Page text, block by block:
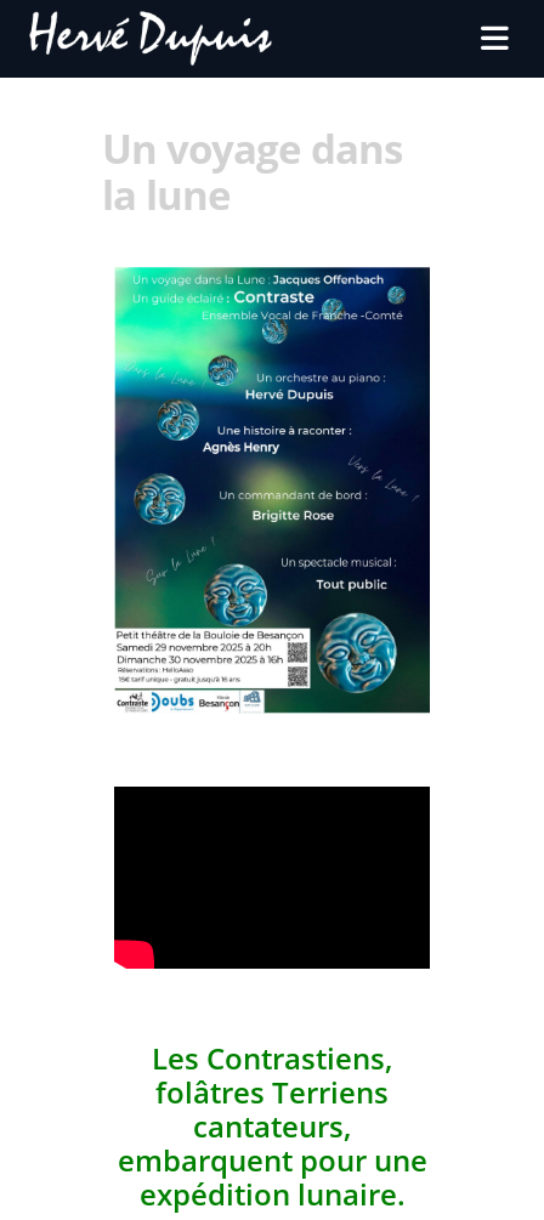
Un voyage dans
la lune
Les Contrastiens,
folâtres Terriens
cantateurs,
embarquent pour une
expédition lunaire.